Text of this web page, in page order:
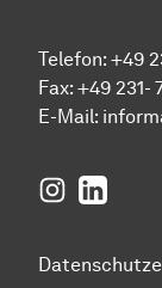
Telefon: +49
Fax: +49 231-
E-Mail:
Instagram